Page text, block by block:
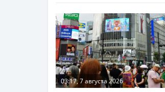
03:17, 7 августа 2026